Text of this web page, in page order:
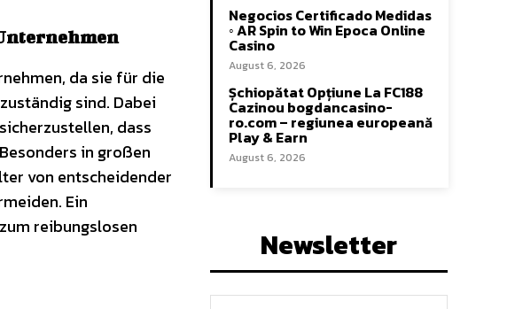
da sie für die
sind. Dabei
dass
in großen
von entscheidender
Ein
reibungslosen
Negocios Certificado Medidas
◦ AR Spin to Win Epoca Online
Casino
August 6, 2026
Șchiopătat Opțiune La FC188
Cazinou bogdancasino-
ro.com – regiunea europeană
Play & Earn
August 6, 2026
Newsletter